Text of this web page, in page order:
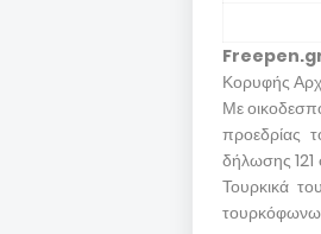
Κορυφής
Με
προεδρίας
δήλωσης 121
Τουρκικά